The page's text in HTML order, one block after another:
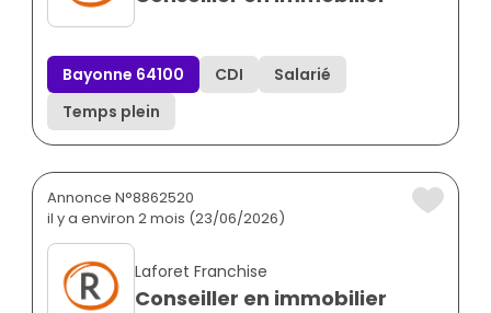
Bayonne 64100 CDI
Salarié
Temps plein
Annonce N°8862520
il y a environ 2 mois (23/06/2026)
Laforet Franchise
Conseiller en immobilier